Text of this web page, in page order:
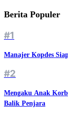
Berita Populer
#1
Manajer Kopdes
#2
Mengaku Anak
Balik Penjara